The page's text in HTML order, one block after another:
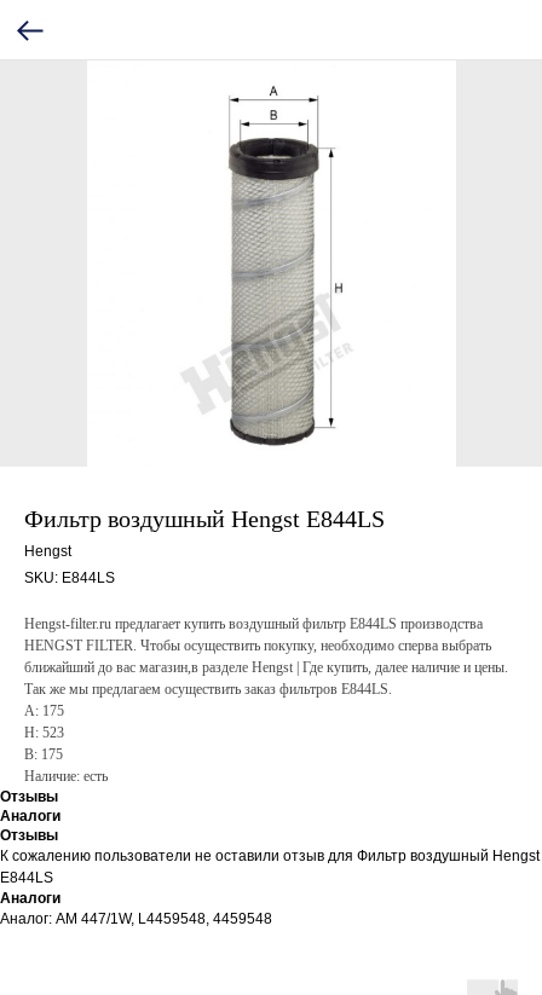
Фильтр воздушный Hengst E844LS
Hengst
SKU: E844LS
Hengst-filter.ru предлагает купить воздушный фильтр E844LS производства
HENGST FILTER. Чтобы осуществить покупку, необходимо сперва выбрать
ближайший до вас магазин,в разделе Hengst | Где купить, далее наличие и цены.
Так же мы предлагаем осуществить заказ фильтров E844LS.
A: 175
H: 523
B: 175
Наличие: есть
Отзывы
Аналоги
Отзывы
К сожалению пользователи не оставили отзыв для Фильтр воздушный Hengst
E844LS
Аналоги
Аналог: AM 447/1W, L4459548, 4459548